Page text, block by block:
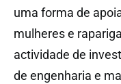
uma forma de
mulheres e
actividade de
de engenharia e